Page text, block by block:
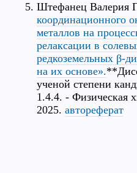
Штефанец Валерия
координационного
металлов на
релаксации в
редкоземельных β-
на их основе».
ученой степени
1.4.4. - Физическая
2025. автореферат